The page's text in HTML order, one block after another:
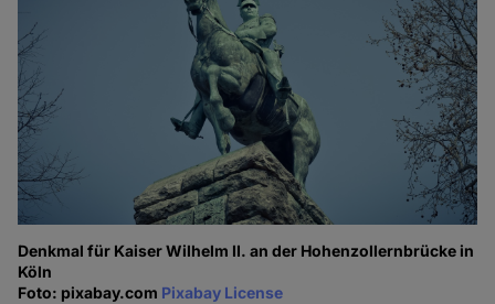
Denkmal für Kaiser Wilhelm II. an der Hohenzollernbrücke in
Köln
Foto: pixabay.com Pixabay License